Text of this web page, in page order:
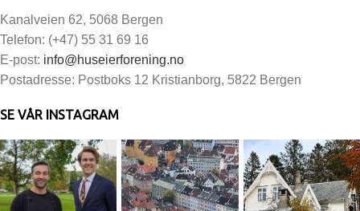
Kanalveien 62, 5068 Bergen
Telefon: (+47) 55 31 69 16
E-post: info@huseierforening.no
Postadresse: Postboks 12 Kristianborg, 5822 Bergen
SE VÅR INSTAGRAM